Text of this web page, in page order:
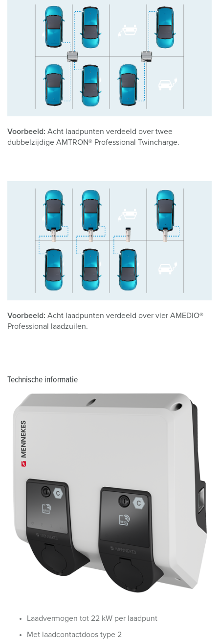
Voorbeeld: Acht laadpunten verdeeld over twee
dubbelzijdige AMTRON® Professional Twincharge.
Voorbeeld: Acht laadpunten verdeeld over vier AMEDIO®
Professional laadzuilen.
Technische informatie
Laadvermogen tot 22 kW per laadpunt
Met laadcontactdoos type 2